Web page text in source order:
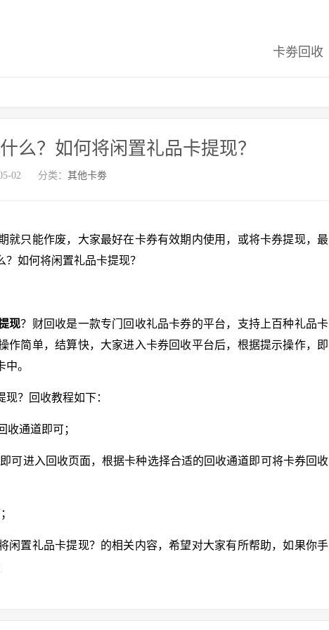
卡劵回收
么？如何将闲置礼品卡提现？
02 分类： 其他卡劵
就只能作废，大家最好在卡券有效期内使用，或将卡券提现，最
如何将闲置礼品卡提现？
现？财回收是一款专门回收礼品卡券的平台，支持上百种礼品卡
作简单，结算快，大家进入卡券回收平台后，根据提示操作，即
。
？回收教程如下：
收通道即可；
即可进入回收页面，根据卡种选择合适的回收通道即可将卡券回收
闲置礼品卡提现？的相关内容，希望对大家有所帮助，如果你手